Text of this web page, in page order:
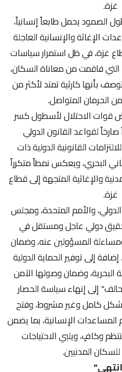
غزة.
الصمود يحمل طابعاً إنسانياً،
الإغاثة والإنسانية العاجلة
غزة، في ظل استمرار سياسات
التي فاقمت من معاناة السكان،
بأنها كارثية تمتد لأكثر من
الحرمان المتواصل.
قوات الاحتلال لأسطول كسر
لقواعد القانون الدولي
القانونية الدولية ذات
البحري، ويعكس نمطاً متكرراً
والإغاثية المتجهة إلى قطاع
غزة.
والأمم المتحدة، ومجلس
دولي عاجل ومستقل في
المسؤولين عنه، وضمان
إلى توفير الحماية الدولية
البحرية، وضمان وصولها الآمن
إلى إنهاء سياسة الحصار
كامل وغير مشروط، وفتح
المساعدات الإنسانية، بما يضمن
وكافٍ، ويلبي الاحتياجات
المدنيين.